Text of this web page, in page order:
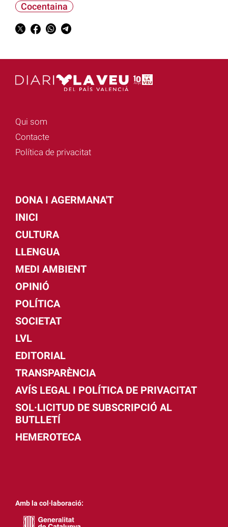
Cocentaina
Qui som
Contacte
Política de privacitat
DONA I AGERMANA'T
INICI
CULTURA
LLENGUA
MEDI AMBIENT
OPINIÓ
POLÍTICA
SOCIETAT
LVL
EDITORIAL
TRANSPARÈNCIA
AVÍS LEGAL I POLÍTICA DE PRIVACITAT
SOL·LICITUD DE SUBSCRIPCIÓ AL
BUTLLETÍ
HEMEROTECA
Amb la col·laboració: